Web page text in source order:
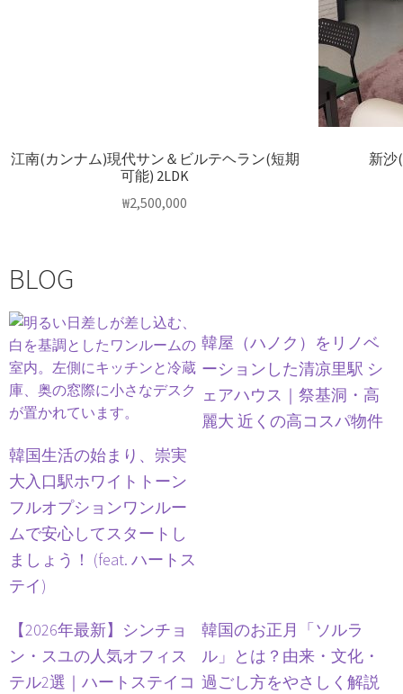
江南(カンナム)現代サン＆ビルテヘラン(短期
可能) 2LDK
₩2,500,000
新沙
BLOG
韓国生活の始まり、崇実
大入口駅ホワイトトーン
フルオプションワンルー
ムで安心してスタートし
ましょう！ (feat. ハートス
テイ)
韓屋（ハノク）をリノベ
ーションした清凉里駅 シ
ェアハウス｜祭基洞・高
麗大 近くの高コスパ物件
【2026年最新】シンチョ
ン・スユの人気オフィス
テル2選｜ハートステイコ
韓国のお正月「ソルラ
ル」とは？由来・文化・
過ごし方をやさしく解説